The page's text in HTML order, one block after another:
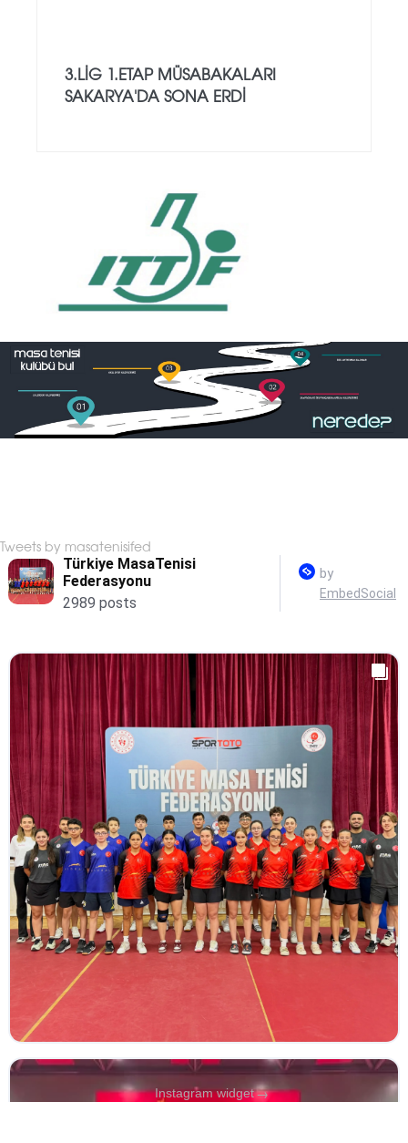
3.LİG 1.ETAP MÜSABAKALARI
SAKARYA'DA SONA ERDİ
Tweets by masatenisifed
Instagram widget→